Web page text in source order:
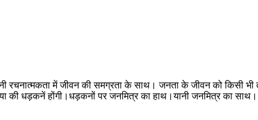
में जीवन की समग्रता के साथ। जनता के जीवन को किसी भी
की धड़कनें होंगी।धड़कनों पर जनमित्र का हाथ।यानी जनमित्र का साथ।